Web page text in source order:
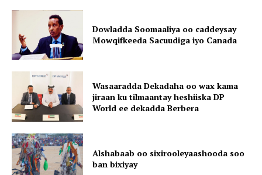
Dowladda Soomaaliya oo caddeysay
Mowqifkeeda Sacuudiga iyo Canada
Wasaaradda Dekadaha oo wax kama
jiraan ku tilmaantay heshiiska DP
World ee dekadda Berbera
Alshabaab oo sixirooleyaashooda soo
ban bixiyay